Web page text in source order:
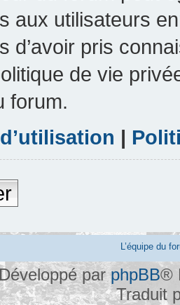
aux utilisateurs
d’avoir pris
de vie
forum.
|
L’équipe du
parphpBB®
Traduit